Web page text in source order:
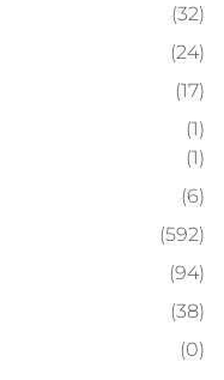
(32)
(24)
(17)
(1)
(1)
(6)
(592)
(94)
(38)
(0)